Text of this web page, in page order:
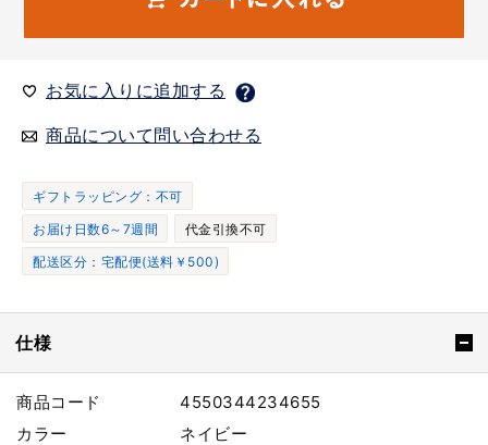
お気に入りに追加する
商品について問い合わせる
ギフトラッピング：不可
お届け日数6～7週間
代金引換不可
配送区分：宅配便(送料￥500)
仕様
商品コード
4550344234655
カラー
ネイビー